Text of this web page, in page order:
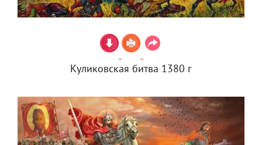
Куликовская битва 1380 г